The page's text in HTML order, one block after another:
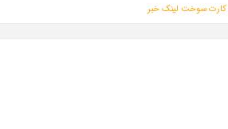
کارت سوخت لینک خبر